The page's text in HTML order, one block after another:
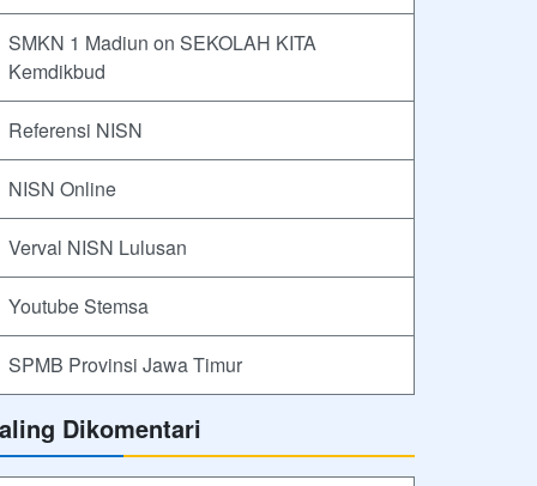
SMKN 1 Madiun on SEKOLAH KITA
Kemdikbud
Referensi NISN
NISN Online
Verval NISN Lulusan
Youtube Stemsa
SPMB Provinsi Jawa Timur
Dikomentari